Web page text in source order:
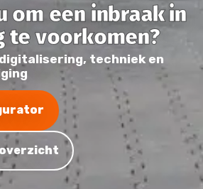
om een inbraak in
te voorkomen?
techniek en